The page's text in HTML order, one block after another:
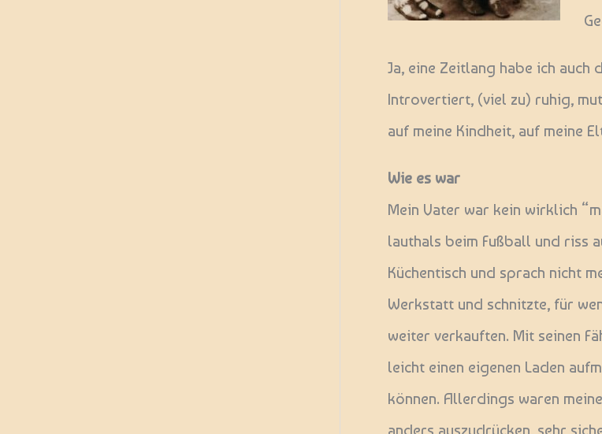
Ja, eine Zeitlang habe ich
Introvertiert, (viel zu) ruhig,
auf meine Kindheit, auf meine
Wie es war
Mein Vater war kein wirklich
lauthals beim Fußball und riss
Küchentisch und sprach nicht
Werkstatt und schnitzte, für
weiter verkauften. Mit seinen
leicht einen eigenen Laden
können. Allerdings waren